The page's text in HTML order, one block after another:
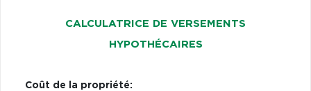
CALCULATRICE DE VERSEMENTS
HYPOTHÉCAIRES
Coût de la propriété: